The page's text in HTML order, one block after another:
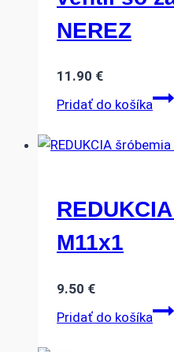
NEREZ
11.90 €
Pridať do košíka
M11x1
9.50 €
Pridať do košíka